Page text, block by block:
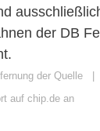
der DB
der Quelle |
auf chip.de an